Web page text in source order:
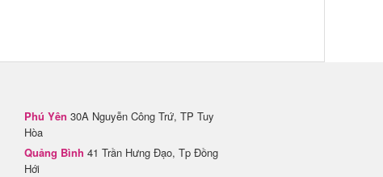
Phú Yên 30A Nguyễn Công Trứ, TP Tuy
Hòa
Quảng Bình 41 Trần Hưng Đạo, Tp Đồng
Hới